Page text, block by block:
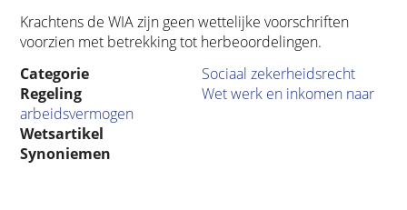
Krachtens de WIA zijn geen wettelijke voorschriften
voorzien met betrekking tot herbeoordelingen.
Categorie
Sociaal zekerheidsrecht
Regeling
Wet werk en inkomen naar
arbeidsvermogen
Wetsartikel
Synoniemen